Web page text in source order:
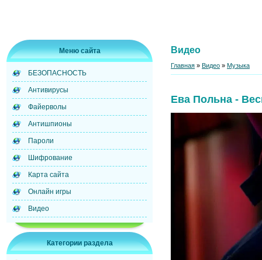
Меню сайта
БЕЗОПАСНОСТЬ
Антивирусы
Файерволы
Антишпионы
Пароли
Шифрование
Карта сайта
Онлайн игры
Видео
Категории раздела
Видео
Главная » Видео » Музыка
Ева Польна -